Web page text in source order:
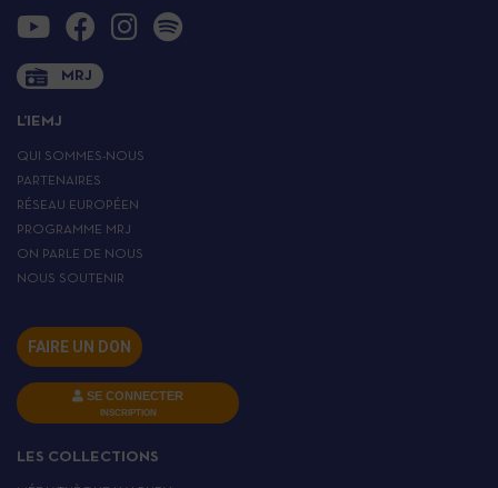
MRJ
L’IEMJ
QUI SOMMES-NOUS
PARTENAIRES
RÉSEAU EUROPÉEN
PROGRAMME MRJ
ON PARLE DE NOUS
NOUS SOUTENIR
FAIRE UN DON
SE CONNECTER
INSCRIPTION
LES COLLECTIONS